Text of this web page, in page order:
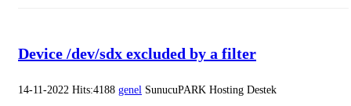
Device /dev/sdx excluded by a filter
14-11-2022 Hits:4188 genel SunucuPARK Hosting Destek